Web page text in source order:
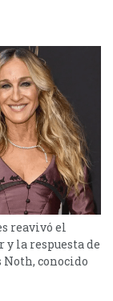
reavivó el
la respuesta de
Noth, conocido
nuevamente
redes sociales